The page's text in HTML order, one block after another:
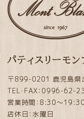
パティスリーモン
〒899-0201 鹿児島県
TEL・FAX：0996-62-
営業時間：8:30～19:30
店休日：水曜日